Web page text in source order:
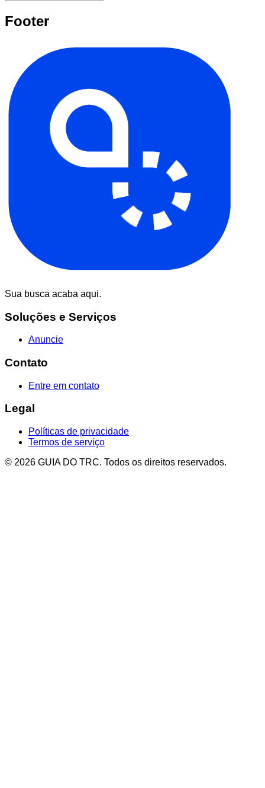
Footer
Sua busca acaba aqui.
Soluções e Serviços
Anuncie
Contato
Entre em contato
Legal
Políticas de privacidade
Termos de serviço
© 2026 GUIA DO TRC. Todos os direitos reservados.